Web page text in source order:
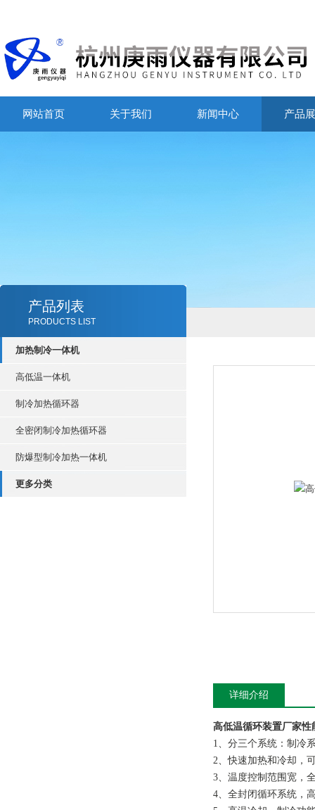
网站首页 关于我们 新闻中心 产品
产品列表
PRODUCTS LIST
加热制冷一体机
高低温一体机
制冷加热循环器
全密闭制冷加热循环器
防爆型制冷加热一体机
更多分类
详细介绍
高低温循环装置厂家性
1、分三个系统：制冷
2、快速加热和冷却，
3、温度控制范围宽，
4、全封闭循环系统，